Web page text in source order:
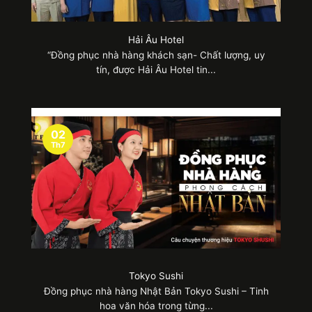
Đơn vị sẽ chuyên nghiệp hơn với sự đầu tư về túi quà
tặng
3. Các mẫu túi quà tặng đồng phục đẹp,
bắt mắt
quà tặng đẹp mắt để doanh nghiệp, tổ chức tham
khảo. Sau đây sẽ là các gợi ý cực kỳ ấn tượng:
Hải Âu Hotel
“Đồng phục nhà hàng khách sạn- Chất lượng, uy
tín, được Hải Âu Hotel tin...
Tokyo Sushi
Đồng phục nhà hàng Nhật Bản Tokyo Sushi – Tinh
hoa văn hóa trong từng...
02
Th7